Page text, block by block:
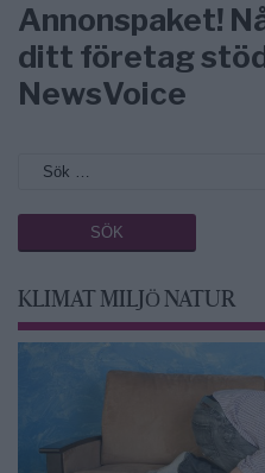
Annonspaket!
ditt företag
NewsVoice
KLIMAT MILJÖ NATUR